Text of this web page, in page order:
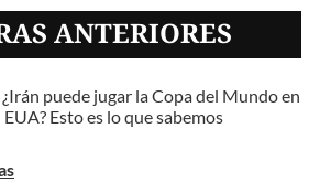
ANTERIORES
puede jugar la Copa del Mundo en
Esto es lo que sabemos